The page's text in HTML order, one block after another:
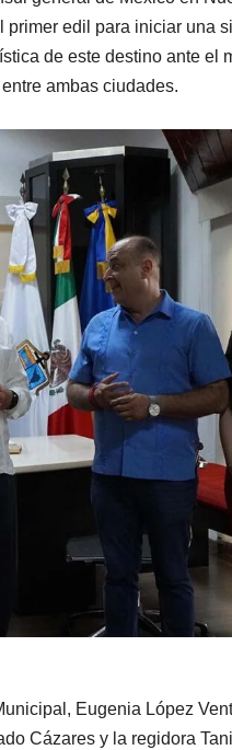
edil para iniciar una
de este destino ante el
ambas ciudades.
Eugenia López
Cázares y la regidora